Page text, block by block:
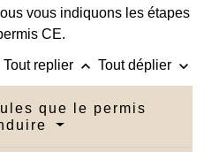
vous indiquons les étapes
CE.
Tout replier keyboard_arrow_up Tout déplier keyboard_arrow_down
que le permis